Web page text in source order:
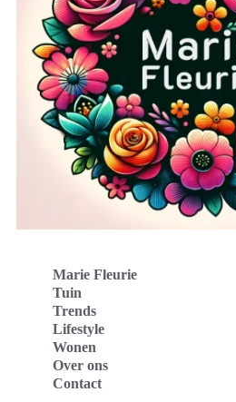
Marie Fleurie
Tuin
Trends
Lifestyle
Wonen
Over ons
Contact